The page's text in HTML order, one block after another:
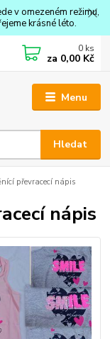
v omezeném režimu,
krásné léto.
Menu
Hledat
0 ks
za 0,00 Kč
převracecí nápis
nápis